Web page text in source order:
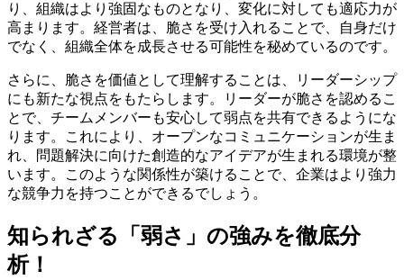
り、組織はより強固なものとなり、変化に対しても適応力が
高まります。経営者は、脆さを受け入れることで、自身だけ
でなく、組織全体を成長させる可能性を秘めているのです。
さらに、脆さを価値として理解することは、リーダーシップ
にも新たな視点をもたらします。リーダーが脆さを認めるこ
とで、チームメンバーも安心して弱点を共有できるようにな
ります。これにより、オープンなコミュニケーションが生ま
れ、問題解決に向けた創造的なアイデアが生まれる環境が整
います。このような関係性が築けることで、企業はより強力
な競争力を持つことができるでしょう。
知られざる「弱さ」の強みを徹底分
析！